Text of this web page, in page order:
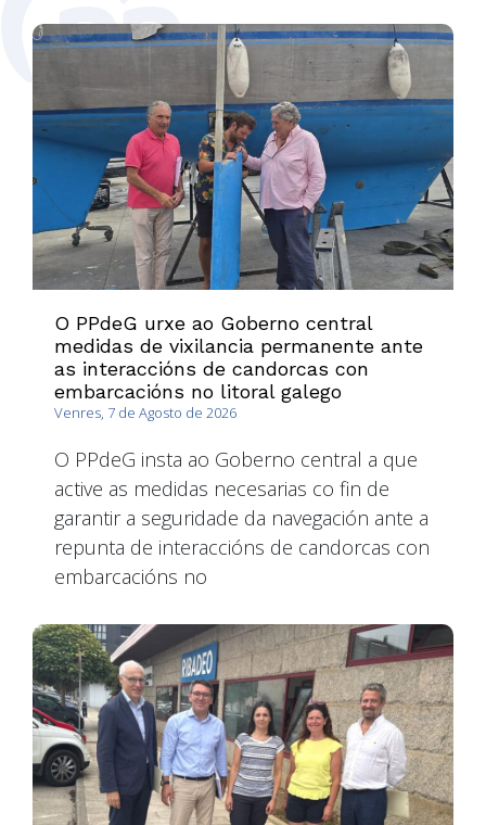
O PPdeG urxe ao Goberno central
medidas de vixilancia permanente ante
as interaccións de candorcas con
embarcacións no litoral galego
Venres, 7 de Agosto de 2026
O PPdeG insta ao Goberno central a que
active as medidas necesarias co fin de
garantir a seguridade da navegación ante a
repunta de interaccións de candorcas con
embarcacións no